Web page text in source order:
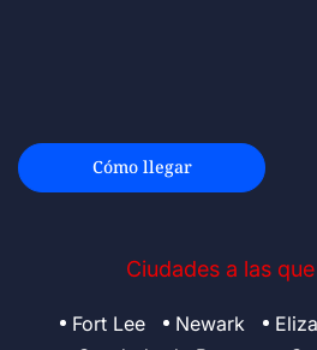
Cómo llegar
Ciudades a las
Fort Lee Newark